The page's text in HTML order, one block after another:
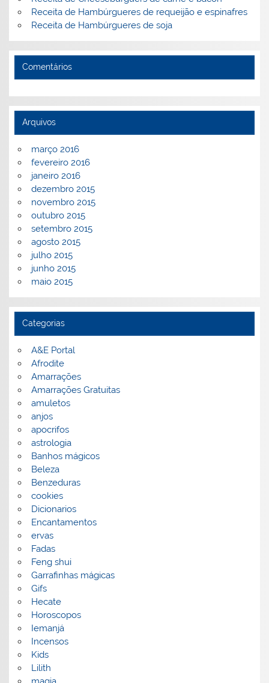
Receita de Hambúrgueres de requeijão e espinafres
Receita de Hambúrgueres de soja
Comentários
Arquivos
março 2016
fevereiro 2016
janeiro 2016
dezembro 2015
novembro 2015
outubro 2015
setembro 2015
agosto 2015
julho 2015
junho 2015
maio 2015
Categorias
A&E Portal
Afrodite
Amarrações
Amarrações Gratuitas
amuletos
anjos
apocrifos
astrologia
Banhos mágicos
Beleza
Benzeduras
cookies
Dicionarios
Encantamentos
ervas
Fadas
Feng shui
Garrafinhas mágicas
Gifs
Hecate
Horoscopos
Iemanjá
Incensos
Kids
Lilith